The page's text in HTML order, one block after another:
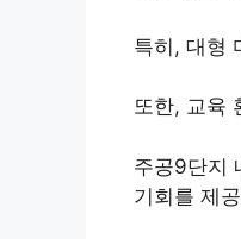
특히, 대형
또한, 교육
주공9단지
기회를 제